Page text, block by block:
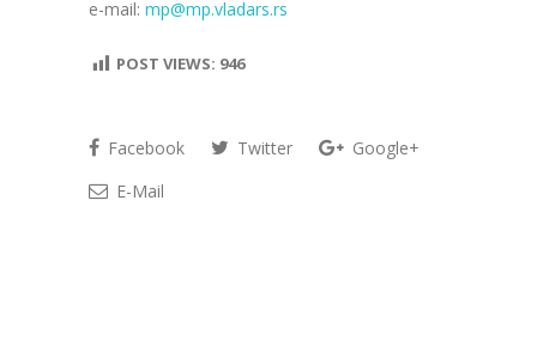
e-mail: mp@mp.vladars.rs
POST VIEWS: 946
Facebook Twitter
Google+
E-Mail